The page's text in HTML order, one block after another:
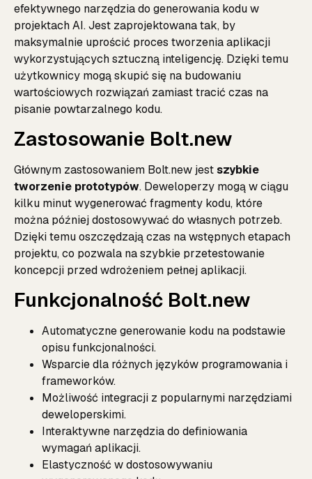
efektywnego narzędzia do generowania kodu w
projektach AI. Jest zaprojektowana tak, by
maksymalnie uprościć proces tworzenia aplikacji
wykorzystujących sztuczną inteligencję. Dzięki temu
użytkownicy mogą skupić się na budowaniu
wartościowych rozwiązań zamiast tracić czas na
pisanie powtarzalnego kodu.
Zastosowanie Bolt.new
Głównym zastosowaniem Bolt.new jestszybkie
tworzenie prototypów. Deweloperzy mogą w ciągu
kilku minut wygenerować fragmenty kodu, które
można później dostosowywać do własnych potrzeb.
Dzięki temu oszczędzają czas na wstępnych etapach
projektu, co pozwala na szybkie przetestowanie
koncepcji przed wdrożeniem pełnej aplikacji.
Funkcjonalność Bolt.new
Automatyczne generowanie kodu na podstawie
opisu funkcjonalności.
Wsparcie dla różnych języków programowania i
frameworków.
Możliwość integracji z popularnymi narzędziami
deweloperskimi.
Interaktywne narzędzia do definiowania
wymagań aplikacji.
Elastyczność w dostosowywaniu